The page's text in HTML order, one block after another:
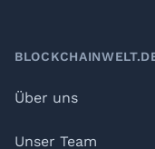
Über uns
Unser Team